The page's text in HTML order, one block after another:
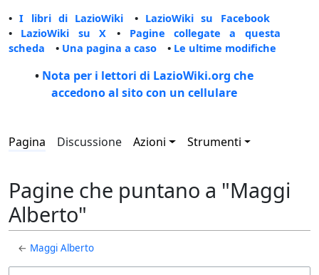
•I libri di LazioWiki • LazioWiki su Facebook
• LazioWiki su X • Pagine collegate a questa
scheda • Una pagina a caso • Le ultime modifiche
• Nota per i lettori di LazioWiki.org che
accedono al sito con un cellulare
Pagina Discussione Azioni Strumenti
Pagine che puntano a "Maggi
Alberto"
← Maggi Alberto